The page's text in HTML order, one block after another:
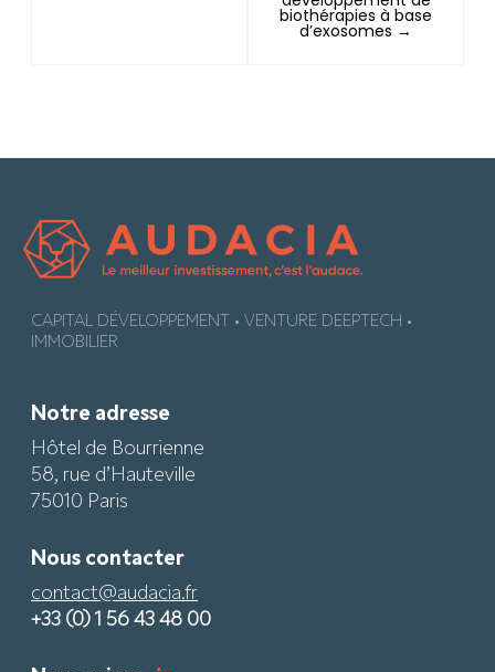
biothérapies à base
d’exosomes →
CAPITAL DÉVELOPPEMENT • VENTURE DEEPTECH •
IMMOBILIER
Notre adresse
Hôtel de Bourrienne
58, rue d’Hauteville
75010 Paris
Nous contacter
contact@audacia.fr
+33 (0) 1 56 43 48 00